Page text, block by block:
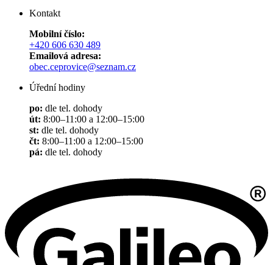
Kontakt
Mobilní číslo:
+420 606 630 489
Emailová adresa:
obec.ceprovice@seznam.cz
Úřední hodiny
po: dle tel. dohody
út: 8:00–11:00 a 12:00–15:00
st: dle tel. dohody
čt: 8:00–11:00 a 12:00–15:00
pá: dle tel. dohody